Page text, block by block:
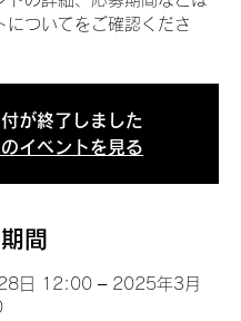
についてをご確認くださ
が終了しました
イベントを見る
間
日 12:00 – 2025年3月